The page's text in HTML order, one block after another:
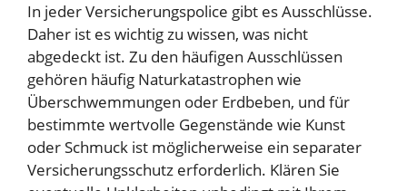
In jeder Versicherungspolice gibt es Ausschlüsse.
Daher ist es wichtig zu wissen, was nicht
abgedeckt ist. Zu den häufigen Ausschlüssen
gehören häufig Naturkatastrophen wie
Überschwemmungen oder Erdbeben, und für
bestimmte wertvolle Gegenstände wie Kunst
oder Schmuck ist möglicherweise ein separater
Versicherungsschutz erforderlich. Klären Sie